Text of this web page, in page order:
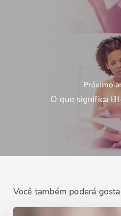
Próximo
O que significa
Você também poderá